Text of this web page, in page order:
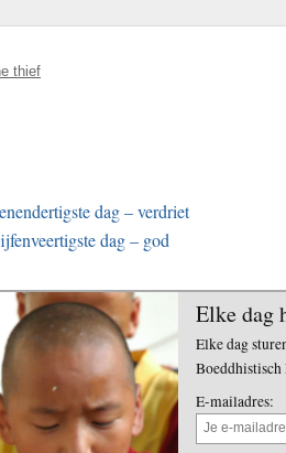
thief
dag – verdriet
dag – god
Elke dag
Elke dag
E-mailadres: